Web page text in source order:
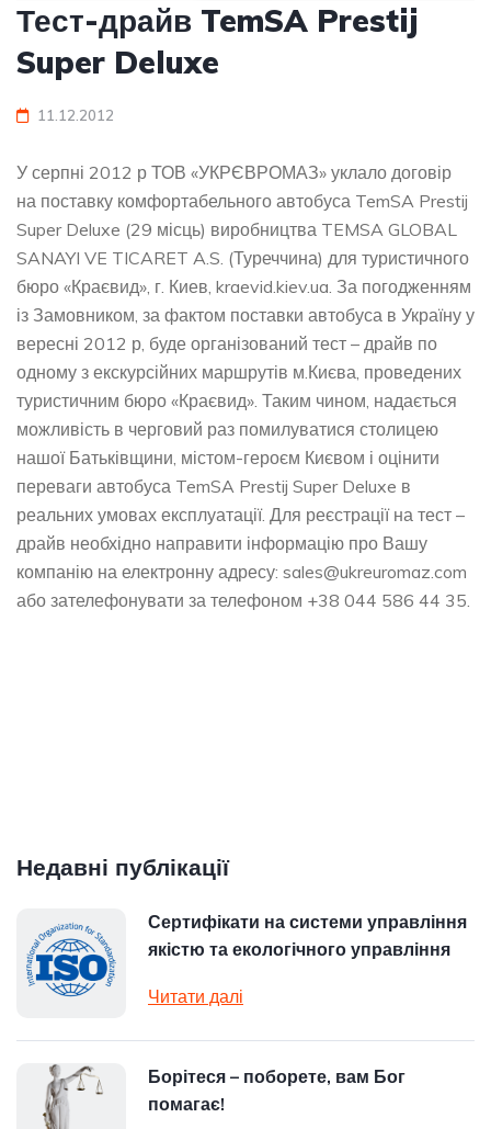
Тест-драйв TemSA Prestij
Super Deluxe
11.12.2012
У серпні 2012 р ТОВ «УКРЄВРОМАЗ» уклало договір
на поставку комфортабельного автобуса TemSA Prestij
Super Deluxe (29 місць) виробництва TEMSA GLOBAL
SANAYI VE TICARET A.S. (Туреччина) для туристичного
бюро «Краєвид», г. Киев, kraevid.kiev.ua. За погодженням
із Замовником, за фактом поставки автобуса в Україну у
вересні 2012 р, буде організований тест – драйв по
одному з екскурсійних маршрутів м.Києва, проведених
туристичним бюро «Краєвид». Таким чином, надається
можливість в черговий раз помилуватися столицею
нашої Батьківщини, містом-героєм Києвом і оцінити
переваги автобуса TemSA Prestij Super Deluxe в
реальних умовах експлуатації. Для реєстрації на тест –
драйв необхідно направити інформацію про Вашу
компанію на електронну адресу: sales@ukreuromaz.com
або зателефонувати за телефоном +38 044 586 44 35.
Недавні публікації
Сертифікати на системи управління
якістю та екологічного управління
Читати далі
Борітеся – поборете, вам Бог
помагає!